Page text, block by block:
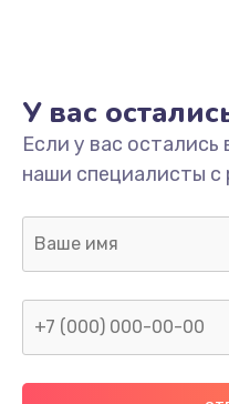
У вас
Если у вас
наши специалисты с